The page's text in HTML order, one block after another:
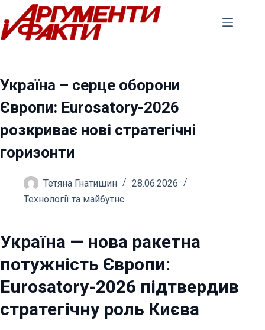
Перейти
до
вмісту
Україна – серце оборони
Європи: Eurosatory-2026
розкриває нові стратегічні
горизонти
Тетяна Гнатишин
28.06.2026
Технології та майбутнє
Україна — нова ракетна
потужність Європи:
Eurosatory-2026 підтвердив
стратегічну роль Києва